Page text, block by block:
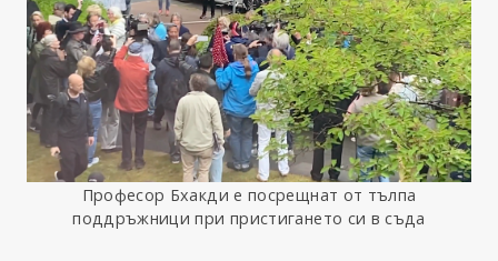
Професор Бхакди е посрещнат от тълпа
поддръжници при пристигането си в съда